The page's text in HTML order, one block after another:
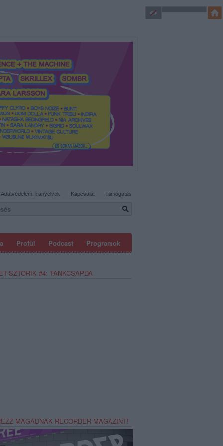
Profül Podcast Programok
Adatvédelem, irányelvek Kapcsolat Támogatás
SZTORIK #4: TANKCSAPDA
MAGADNAK RECORDER MAGAZINT!
SÜTI BEÁLLÍTÁSOK MÓDOSÍTÁSA